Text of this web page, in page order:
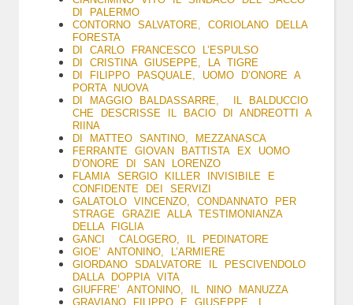
DI PALERMO
CONTORNO SALVATORE, CORIOLANO DELLA
FORESTA
DI CARLO FRANCESCO L’ESPULSO
DI CRISTINA GIUSEPPE, LA TIGRE
DI FILIPPO PASQUALE, UOMO D’ONORE A
PORTA NUOVA
DI MAGGIO BALDASSARRE, IL BALDUCCIO
CHE DESCRISSE IL BACIO DI ANDREOTTI A
RIINA
DI MATTEO SANTINO, MEZZANASCA
FERRANTE GIOVAN BATTISTA EX UOMO
D’ONORE DI SAN LORENZO
FLAMIA SERGIO KILLER INVISIBILE E
CONFIDENTE DEI SERVIZI
GALATOLO VINCENZO, CONDANNATO PER
STRAGE GRAZIE ALLA TESTIMONIANZA
DELLA FIGLIA
GANCI CALOGERO, IL PEDINATORE
GIOE’ ANTONINO, L’ARMIERE
GIORDANO SDALVATORE IL PESCIVENDOLO
DALLA DOPPIA VITA
GIUFFRE’ ANTONINO, IL NINO MANUZZA
GRAVIANO FILIPPO E GIUSEPPE, I